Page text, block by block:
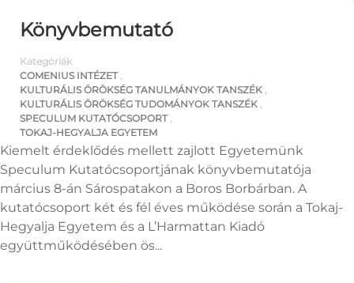
Könyvbemutató
Kategóriák
COMENIUS INTÉZET,
KULTURÁLIS ÖRÖKSÉG TANULMÁNYOK TANSZÉK ,
KULTURÁLIS ÖRÖKSÉG TUDOMÁNYOK TANSZÉK ,
SPECULUM KUTATÓCSOPORT,
TOKAJ-HEGYALJA EGYETEM
Kiemelt érdeklődés mellett zajlott Egyetemünk
Speculum Kutatócsoportjának könyvbemutatója
március 8-án Sárospatakon a Boros Borbárban. A
kutatócsoport két és fél éves működése során a Tokaj-
Hegyalja Egyetem és a L’Harmattan Kiadó
együttműködésében ös...